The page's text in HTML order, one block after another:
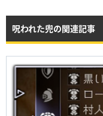
呪われた兜の関連記事